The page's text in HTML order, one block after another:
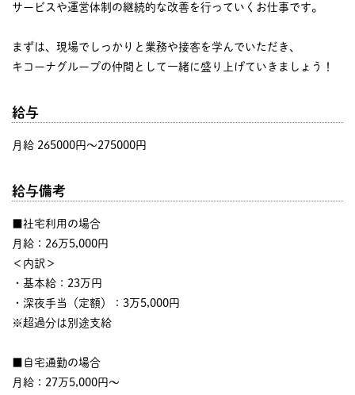
サービスや運営体制の継続的な改善を行っていくお仕事です。
まずは、現場でしっかりと業務や接客を学んでいただき、
キコーナグループの仲間として一緒に盛り上げていきましょう！
給与
月給 265000円〜275000円
給与備考
■社宅利用の場合
月給：26万5,000円
＜内訳＞
・基本給：23万円
・深夜手当（定額）：3万5,000円
※超過分は別途支給
■自宅通勤の場合
月給：27万5,000円～